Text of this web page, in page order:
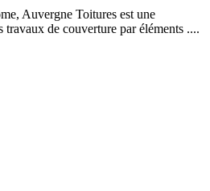
Auvergne Toitures est une
travaux de couverture par éléments ....